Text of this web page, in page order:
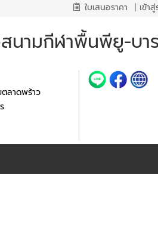
ใบเสนอราคา | เข้า
นามกีฬาพื้นพียู-บา
ตลาดพร้าว